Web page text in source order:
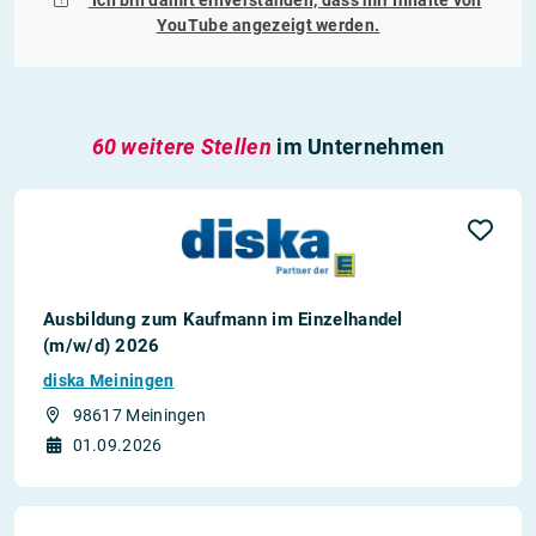
YouTubeangezeigt werden.
60 weitere Stellen im Unternehmen
Ausbildung zum Kaufmann im Einzelhandel
(m/w/d) 2026
diska Meiningen
98617 Meiningen
01.09.2026